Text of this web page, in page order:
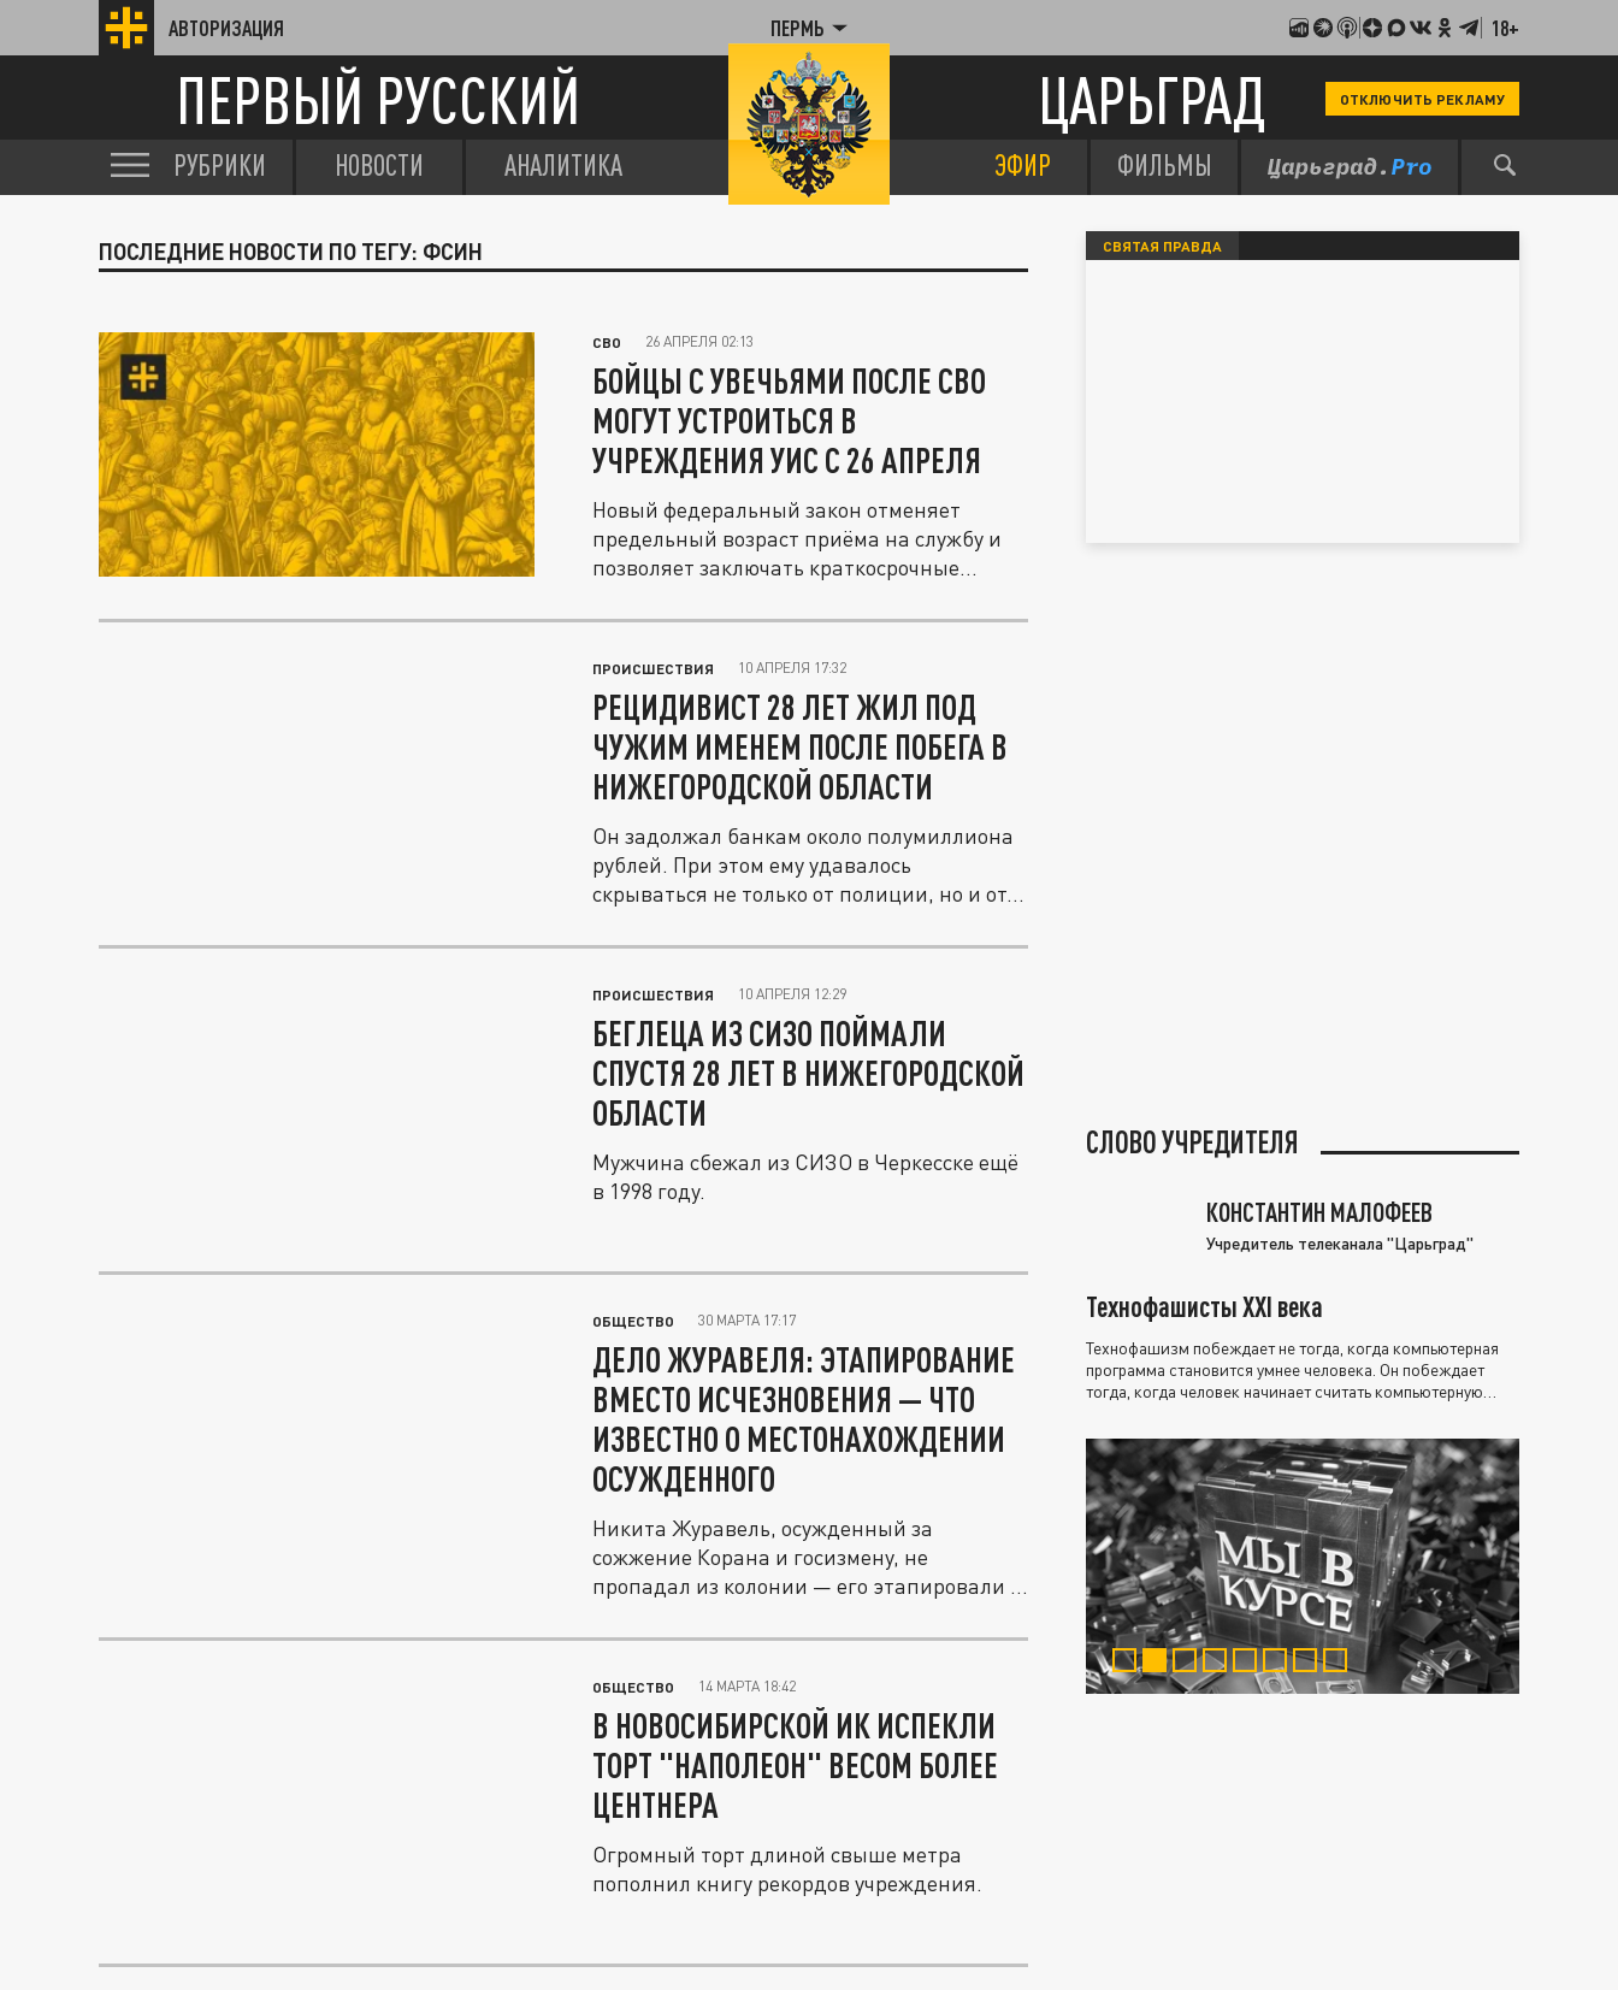
АВТОРИЗАЦИЯ ПЕРМЬ 18+
ПЕРВЫЙ РУССКИЙ ЦАРЬГРАД ОТКЛЮЧИТЬ РЕКЛАМУ
РУБРИКИ НОВОСТИ АНАЛИТИКА ЭФИР ФИЛЬМЫ
ПОСЛЕДНИЕ НОВОСТИ ПО ТЕГУ: ФСИН
СВО 26 АПРЕЛЯ 02:13
БОЙЦЫ С УВЕЧЬЯМИ ПОСЛЕ СВО
МОГУТ УСТРОИТЬСЯ В
УЧРЕЖДЕНИЯ УИС С 26 АПРЕЛЯ
Новый федеральный закон отменяет
предельный возраст приёма на службу и
позволяет заключать краткосрочные...
ПРОИСШЕСТВИЯ 10 АПРЕЛЯ 17:32
РЕЦИДИВИСТ 28 ЛЕТ ЖИЛ ПОД
ЧУЖИМ ИМЕНЕМ ПОСЛЕ ПОБЕГА В
НИЖЕГОРОДСКОЙ ОБЛАСТИ
Он задолжал банкам около полумиллиона
рублей. При этом ему удавалось
скрываться не только от полиции, но и от...
ПРОИСШЕСТВИЯ 10 АПРЕЛЯ 12:29
БЕГЛЕЦА ИЗ СИЗО ПОЙМАЛИ
СПУСТЯ 28 ЛЕТ В НИЖЕГОРОДСКОЙ
ОБЛАСТИ
Мужчина сбежал из СИЗО в Черкесске ещё
в 1998 году.
ОБЩЕСТВО 30 МАРТА 17:17
ДЕЛО ЖУРАВЕЛЯ: ЭТАПИРОВАНИЕ
ВМЕСТО ИСЧЕЗНОВЕНИЯ — ЧТО
ИЗВЕСТНО О МЕСТОНАХОЖДЕНИИ
ОСУЖДЕННОГО
Никита Журавель, осужденный за
сожжение Корана и госизмену, не
пропадал из колонии — его этапировали в
ОБЩЕСТВО 14 МАРТА 18:42
В НОВОСИБИРСКОЙ ИК ИСПЕКЛИ
ТОРТ "НАПОЛЕОН" ВЕСОМ БОЛЕЕ
ЦЕНТНЕРА
Огромный торт длиной свыше метра
пополнил книгу рекордов учреждения.
СВЯТАЯ ПРАВДА
СЛОВО УЧРЕДИТЕЛЯ
КОНСТАНТИН МАЛОФЕЕВ
Учредитель телеканала "Царьград"
Технофашисты XXI века
Технофашизм побеждает не тогда, когда компьютерная
программа становится умнее человека. Он побеждает
тогда, когда человек начинает считать компьютерную